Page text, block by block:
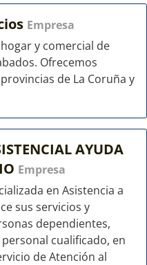
Empresa
y comercial de
Ofrecemos
de La Coruña y
AYUDA
Empresa
en Asistencia a
sus servicios y
dependientes,
cualificado, en
de Atención al